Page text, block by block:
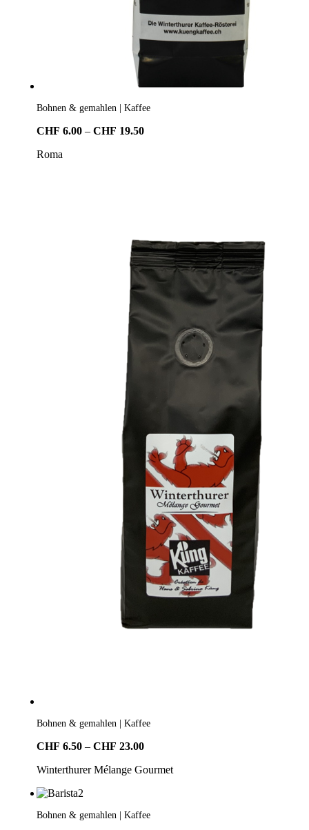
Bohnen & gemahlen | Kaffee
CHF 6.00 – CHF 19.50Preisspanne:
Roma
Bohnen & gemahlen | Kaffee
CHF 6.50 – CHF 23.00Preisspanne:
bis
Winterthurer Mélange Gourmet
Bohnen & gemahlen | Kaffee